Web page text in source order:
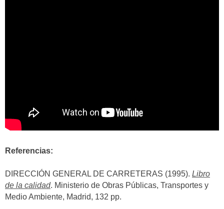
Referencias:
DIRECCIÓN GENERAL DE CARRETERAS (1995). Libro
de la calidad. Ministerio de Obras Públicas, Transportes y
Medio Ambiente, Madrid, 132 pp.